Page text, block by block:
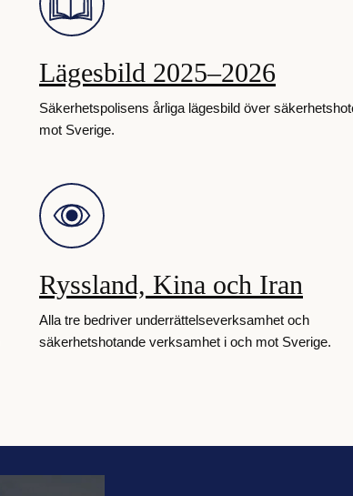
Lägesbild 2025–2026
Säkerhetspolisens årliga lägesbild över
mot Sverige.
Ryssland, Kina och Iran
Alla tre bedriver underrättelseverksamhet och
säkerhetshotande verksamhet i och mot Sverige.